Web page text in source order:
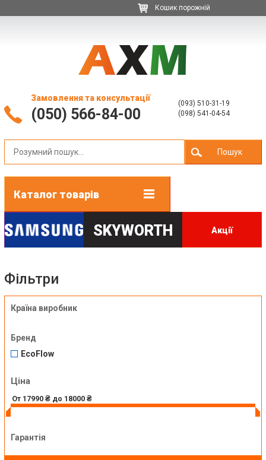
Кошик порожній
Замовлення та консультації
(050) 566-84-00
(093) 510-31-19
(098) 541-04-54
Пошук
Каталог товарів
SKYWORTH Акції
Фільтри
Країна виробник
Бренд
EcoFlow
Ціна
Гарантія